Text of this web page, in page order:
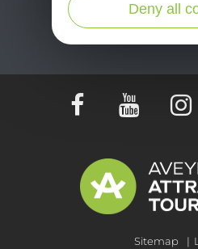
Je
Sitemap
Deny all